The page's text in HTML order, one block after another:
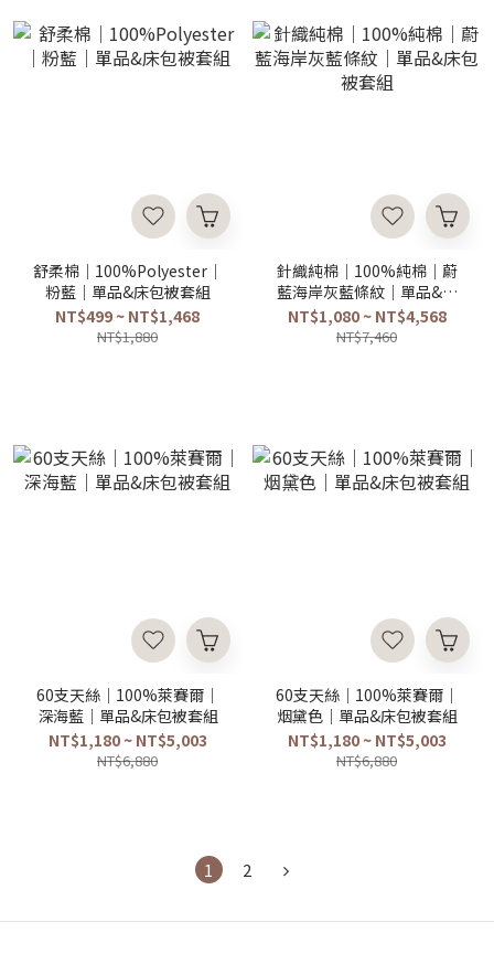
舒柔棉｜100%Polyester｜
粉藍｜單品&床包被套組
NT$499 ~ NT$1,468
NT$1,880
針織純棉｜100%純棉｜蔚
藍海岸灰藍條紋｜單品&床
包被套組
NT$1,080 ~ NT$4,568
NT$7,460
60支天絲｜100%萊賽爾｜
深海藍｜單品&床包被套組
NT$1,180 ~ NT$5,003
NT$6,880
60支天絲｜100%萊賽爾｜
烟黛色｜單品&床包被套組
NT$1,180 ~ NT$5,003
NT$6,880
1 2